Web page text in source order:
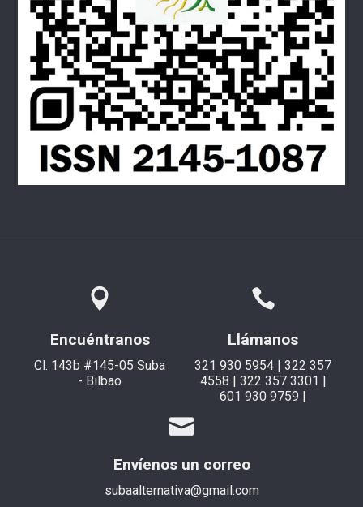
Encuéntranos
Cl. 143b #145-05 Suba
- Bilbao
Llámanos
321 930 5954 | 322 357
4558 | 322 357 3301 |
601 930 9759 |
Envíenos un correo
subaalternativa@gmail.com